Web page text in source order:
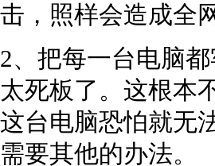
击，照样会造成全
2、把每一台电脑
太死板了。这根本
这台电脑恐怕就无
需要其他的办法。